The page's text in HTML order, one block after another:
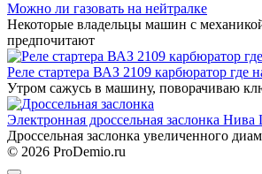
Можно ли газовать на нейтралке
Некоторые владельцы машин с
предпочитают
Реле стартера ВАЗ 2109 карбюратор где
Утром сажусь в машину, поворачиваю
Электронная дроссельная заслонка
Дроссельная заслонка увеличенного
© 2026 ProDemio.ru